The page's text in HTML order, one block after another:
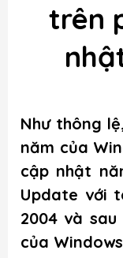
trên
Như thông
năm của
cập nhật
Update với
2004 và
của